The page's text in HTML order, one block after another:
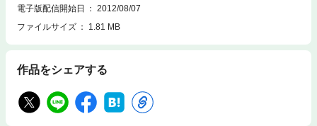
電子版配信開始日
2012/08/07
ファイルサイズ
1.81 MB
作品をシェアする